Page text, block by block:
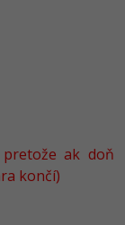
ak doň
končí)